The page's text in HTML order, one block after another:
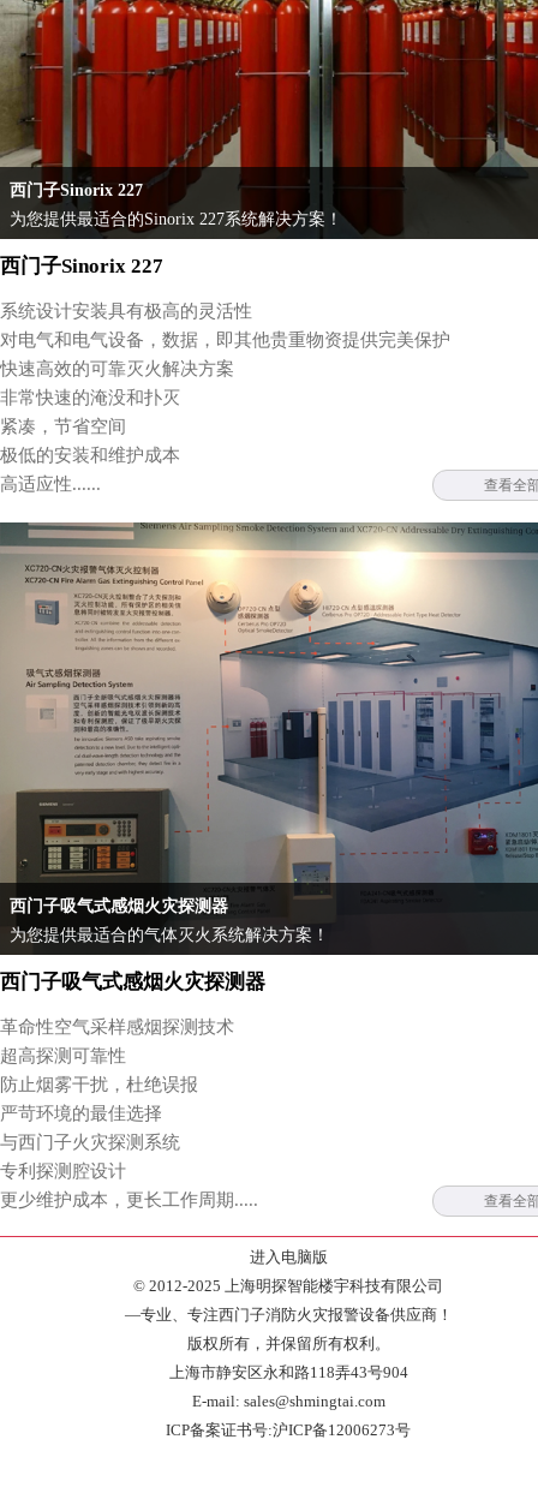
西门子Sinorix 227
为您提供最适合的Sinorix 227系统解决方案！
西门子Sinorix 227
系统设计安装具有极高的灵活性
对电气和电气设备，数据，即其他贵重物资提供完美保护
快速高效的可靠灭火解决方案
非常快速的淹没和扑灭
紧凑，节省空间
极低的安装和维护成本
高适应性......
查看全
西门子吸气式感烟火灾探测器
为您提供最适合的气体灭火系统解决方案！
西门子吸气式感烟火灾探测器
革命性空气采样感烟探测技术
超高探测可靠性
防止烟雾干扰，杜绝误报
严苛环境的最佳选择
与西门子火灾探测系统
专利探测腔设计
更少维护成本，更长工作周期.....
查看全
进入电脑版
© 2012-2025 上海明探智能楼宇科技有限公司
—专业、专注西门子消防火灾报警设备供应商！
版权所有，并保留所有权利。
上海市静安区永和路118弄43号904
E-mail: sales@shmingtai.com
ICP备案证书号:沪ICP备12006273号